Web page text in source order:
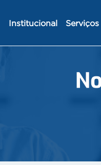
Institucional Serviços